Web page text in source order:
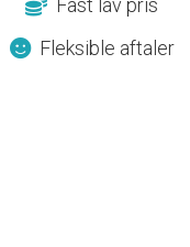
Fast lav pris
Fleksible aftaler